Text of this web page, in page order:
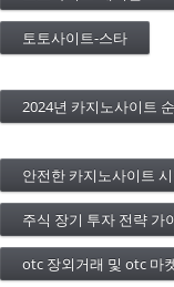
토토사이트-스타
2024년 카지노사이트
안전한 카지노사이트
주식 장기 투자 전략 가
otc 장외거래 및 otc 마